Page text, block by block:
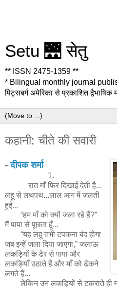
Setu 🌉 सेतु
** ISSN 2475-1359 **
* Bilingual monthly journal
पिट्सबर्ग अमेरिका से प्रकाशित द्वैभाषिक
कहानी: चीते की सवारी
-दीपक शर्मा
1.
रात माँ फिर दिखाई देती है...
लहू से लथपथ...लाल आग में जलती
हुई...
“हम माँ को क्यों जला रहे हैं?”
मैं पापा से पूछता हूँ...
“यह लहू तभी टपकना बंद होगा
जब इन्हें जला दिया जाएगा,” जलाऊ
लकड़ियों के ढेर से पापा और
लकड़ियाँ उठाते हैं और माँ को ढँकने
लगते हैं...
लेकिन उन लकड़ियों से टकराते ही